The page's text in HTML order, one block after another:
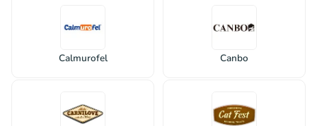
Calmurofel Canbo